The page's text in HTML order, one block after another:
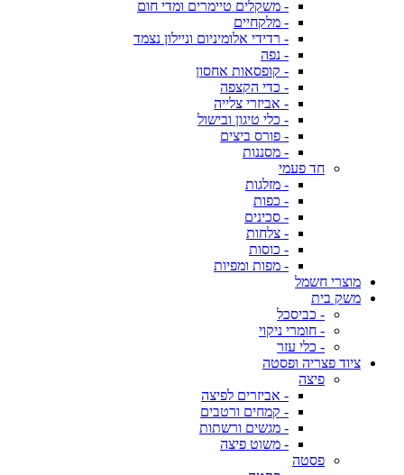
- משקלים טיימרים ומדי חום
- מלקחיים
- רדידי אלומיניום וניילון נצמד
- נפה
- קופסאות אחסון
- כדי הקצפה
- אביזרי צלייה
- כלי טיגון ובישול
- פורס ביצים
- מסננות
חד פעמי
- מזלגות
- כפות
- סכינים
- צלחות
- כוסות
- מפות ומפיות
מוצרי חשמל
משק בית
- כביסכל
- חומרי ניקוי
- כלי עזר
ציוד פצריה ופסטה
פיצה
- אביזרים לפיצה
- קמחים ורטבים
- מגשים ורשתות
- משוט פיצה
פסטה